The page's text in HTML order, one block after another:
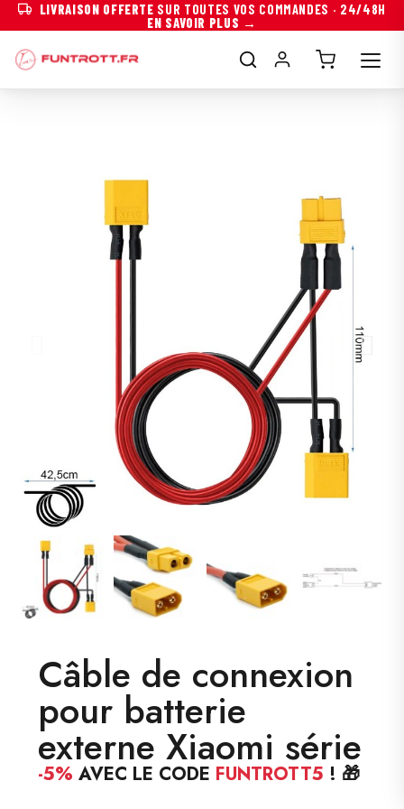
LIVRAISON OFFERTE SUR TOUTES VOS COMMANDES · 24/48H
EN SAVOIR PLUS →
Câble de connexion
pour batterie
externe Xiaomi série
-5% AVEC LE CODE FUNTROTT5 ! 🎁